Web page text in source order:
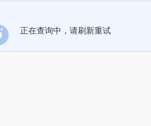
正在查询中，请刷新重试